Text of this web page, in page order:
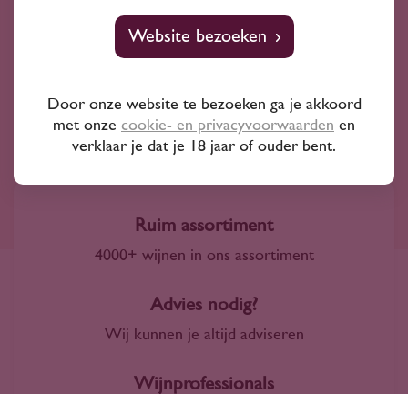
Hárslevelű
Zinfandel
Ruim assortiment
4000+ wijnen in ons assortiment
Advies nodig?
Wij kunnen je altijd adviseren
Wijnprofessionals
Website bezoeken
Door onze website te bezoeken ga je akkoord
met onze cookie- en privacyvoorwaarden en
verklaar je dat je 18 jaar of ouder bent.